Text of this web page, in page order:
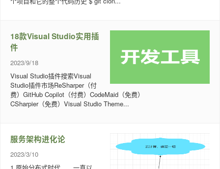
18款Visual Studio实用插
件
2023/9/18
Visual Studio插件搜索Visual
Studio插件市场ReSharper（付
费）GitHub Copilot（付费）CodeMaid（免费）
CSharpier（免费）Visual Studio Theme...
服务架构进化论
2023/3/10